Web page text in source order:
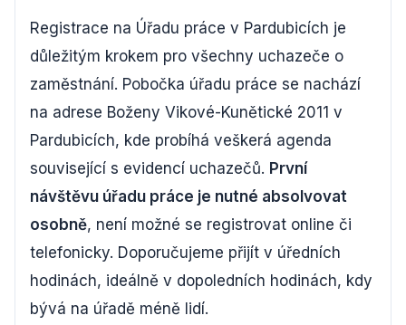
Registrace na Úřadu práce v Pardubicích je
důležitým krokem pro všechny uchazeče o
zaměstnání. Pobočka úřadu práce se nachází
na adrese Boženy Vikové-Kunětické 2011 v
Pardubicích, kde probíhá veškerá agenda
související s evidencí uchazečů. První
návštěvu úřadu práce je nutné absolvovat
osobně, není možné se registrovat online či
telefonicky. Doporučujeme přijít v úředních
hodinách, ideálně v dopoledních hodinách, kdy
bývá na úřadě méně lidí.